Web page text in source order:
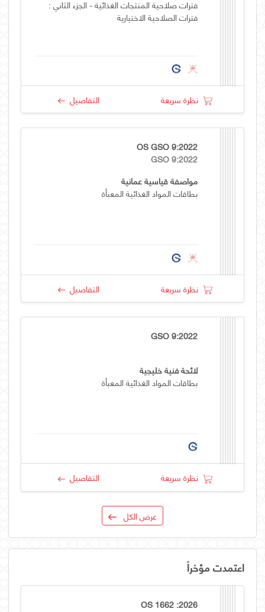
فترات صلاحية المنتجات الغذائية - الجزء الثاني :
فترات الصلاحية الاختيارية
نظرة سريعة التفاصيل
OS GSO 9:2022
GSO 9:2022
مواصفة قياسية عمانية
بطاقات المواد الغذائية المعبأة
نظرة سريعة التفاصيل
GSO 9:2022
لائحة فنية خليجية
بطاقات المواد الغذائية المعبأة
نظرة سريعة التفاصيل
عرض الكل
اعتمدت مؤخراً
OS 1662 :2026